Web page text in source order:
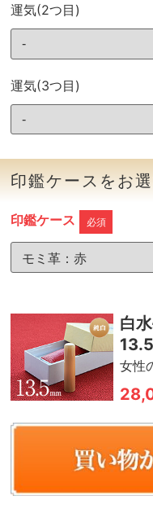
運気(2つ目)
運気(3つ目)
印鑑ケースをお
印鑑ケース 必須
白
女性